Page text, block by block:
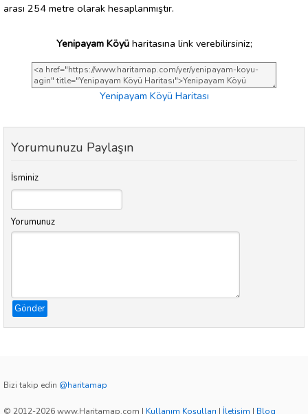
arası 254 metre olarak hesaplanmıştır.
Yenipayam Köyüharitasına link verebilirsiniz;
Yenipayam Köyü Haritası
Yorumunuzu Paylaşın
İsminiz
Yorumunuz
Gönder
Bizi takip edin @haritamap
© 2012-2026 www.Haritamap.com | Kullanım Koşulları | İletişim | Blog